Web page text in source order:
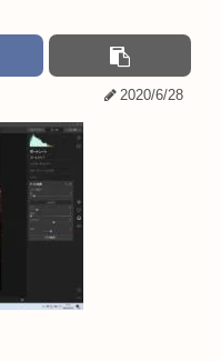
2020/6/28